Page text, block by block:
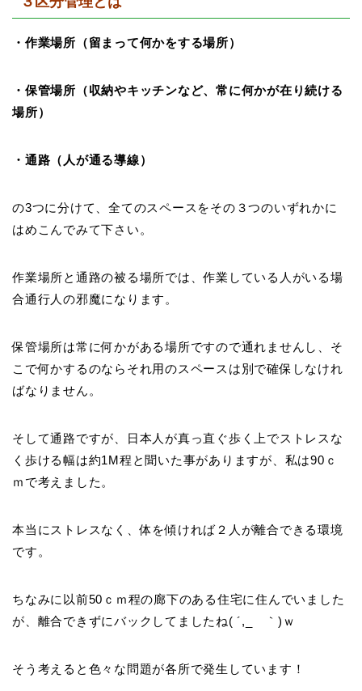
・作業場所（留まって何かをする場所）
・保管場所（収納やキッチンなど、常に何かが在り続ける
場所）
・通路（人が通る導線）
の3つに分けて、全てのスペースをその３つのいずれかに
はめこんでみて下さい。
作業場所と通路の被る場所では、作業している人がいる場
合通行人の邪魔になります。
保管場所は常に何かがある場所ですので通れませんし、そ
こで何かするのならそれ用のスペースは別で確保しなけれ
ばなりません。
そして通路ですが、日本人が真っ直ぐ歩く上でストレスな
く歩ける幅は約1M程と聞いた事がありますが、私は90ｃ
ｍで考えました。
本当にストレスなく、体を傾ければ２人が離合できる環境
です。
ちなみに以前50ｃｍ程の廊下のある住宅に住んでいました
が、離合できずにバックしてましたね( ´,_ゝ｀)ｗ
そう考えると色々な問題が各所で発生しています！